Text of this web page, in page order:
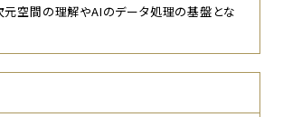
元空間の理解やAIのデータ処理の基盤とな